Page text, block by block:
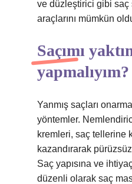
ve düzleştirici gibi
araçlarını mümkün
Saçımı
yapmalıyım?
Yanmış saçları
yöntemler.
kremleri, saç tellerine
kazandırarak
Saç yapısına ve
düzenli olarak saç